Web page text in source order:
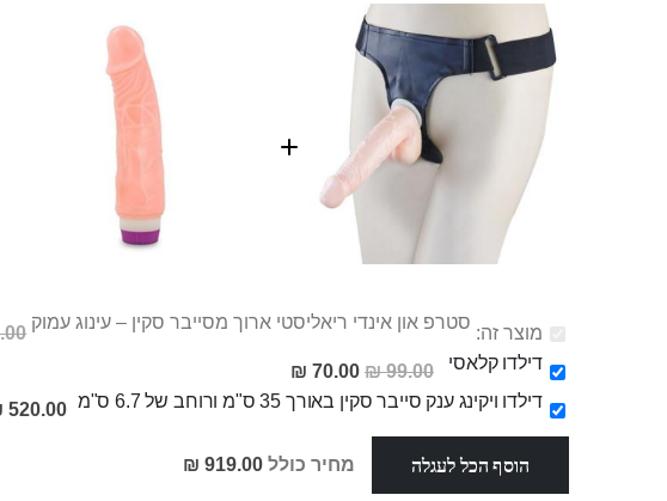
מוצר זה:
סטרפ און אינדי ריאליסטי ארוך מסייבר סקין – עינוג עמוק
₪
דילדו קלאסי
99.00 ₪
מחיר
מבצע
70.00 ₪
דילדו ויקינג ענק סייבר סקין באורך 35 ס"מ ורוחב של 6.7 ס"מ
520.00 ₪
הוסף הכל לעגלה מחיר כולל 919.00 ₪